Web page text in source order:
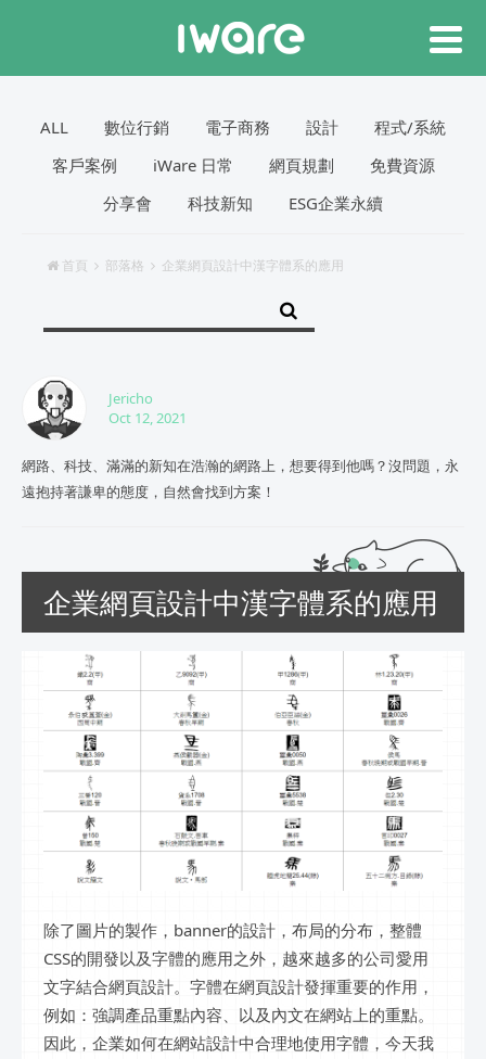
ALL 數位行銷 電子商務 設計
程式/系統
客戶案例
iWare 日常 網頁規劃
免費資源
分享會
科技新知 ESG企業永續
首頁 部落格 企業網頁設計中漢字體系的應用
Jericho
Oct 12, 2021
網路、科技、滿滿的新知在浩瀚的網路上，想要得到他嗎？沒問題，永
遠抱持著謙卑的態度，自然會找到方案！
企業網頁設計中漢字體系的應用
除了圖片的製作，banner的設計，布局的分布，整體
CSS的開發以及字體的應用之外，越來越多的公司愛用
文字結合網頁設計。字體在網頁設計發揮重要的作用，
例如：強調產品重點內容、以及內文在網站上的重點。
因此，企業如何在網站設計中合理地使用字體，今天我